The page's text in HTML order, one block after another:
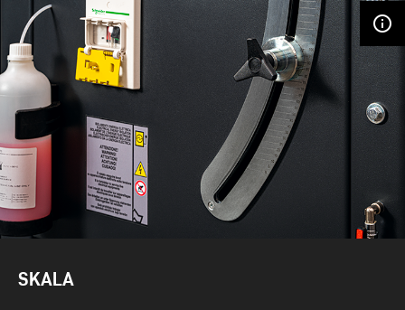
info_outline
SKALA